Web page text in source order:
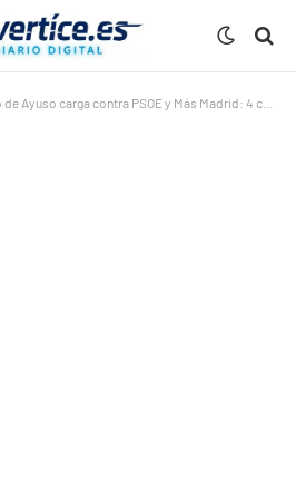
carga contra PSOE y Más Madrid: 4 claves esenciales de su declaración ante la juez